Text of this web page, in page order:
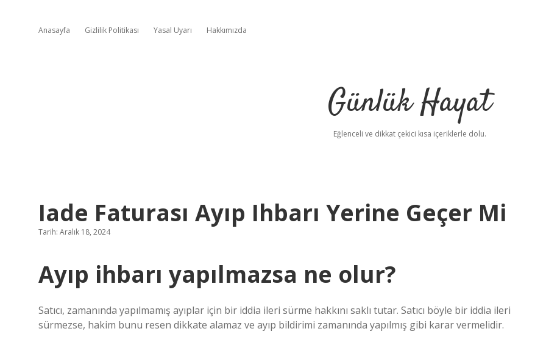
Anasayfa Gizlilik Politikası Yasal Uyarı Hakkımızda
Günlük Hayat
Eğlenceli ve dikkat çekici kısa içeriklerle dolu.
Iade Faturası Ayıp Ihbarı Yerine Geçer Mi
Tarih: Aralık 18, 2024
Ayıp ihbarı yapılmazsa ne olur?
Satıcı, zamanında yapılmamış ayıplar için bir iddia ileri sürme hakkını saklı tutar. Satıcı böyle bir iddia ileri
sürmezse, hakim bunu resen dikkate alamaz ve ayıp bildirimi zamanında yapılmış gibi karar vermelidir.